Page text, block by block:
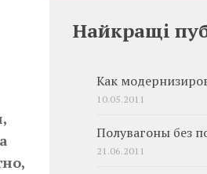
Найкращі
Как
10.05.2011
Полувагоны без
21.06.2011